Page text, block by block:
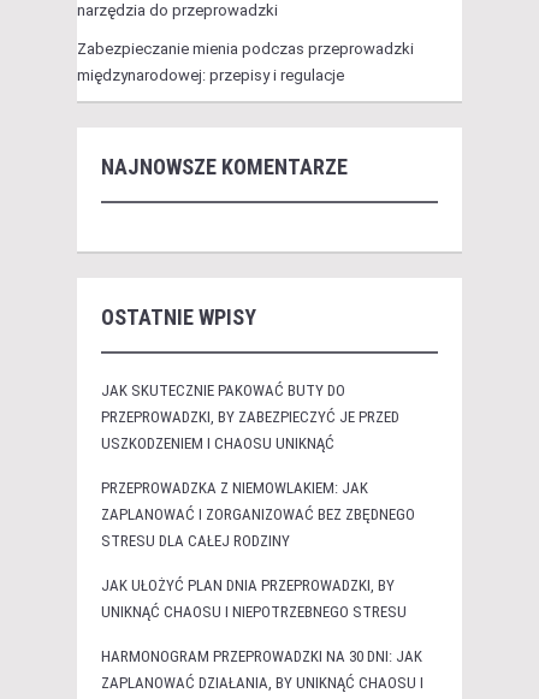
narzędzia do przeprowadzki
Zabezpieczanie mienia podczas przeprowadzki
międzynarodowej: przepisy i regulacje
NAJNOWSZE KOMENTARZE
OSTATNIE WPISY
JAK SKUTECZNIE PAKOWAĆ BUTY DO
PRZEPROWADZKI, BY ZABEZPIECZYĆ JE PRZED
USZKODZENIEM I CHAOSU UNIKNĄĆ
PRZEPROWADZKA Z NIEMOWLAKIEM: JAK
ZAPLANOWAĆ I ZORGANIZOWAĆ BEZ ZBĘDNEGO
STRESU DLA CAŁEJ RODZINY
JAK UŁOŻYĆ PLAN DNIA PRZEPROWADZKI, BY
UNIKNĄĆ CHAOSU I NIEPOTRZEBNEGO STRESU
HARMONOGRAM PRZEPROWADZKI NA 30 DNI: JAK
ZAPLANOWAĆ DZIAŁANIA, BY UNIKNĄĆ CHAOSU I